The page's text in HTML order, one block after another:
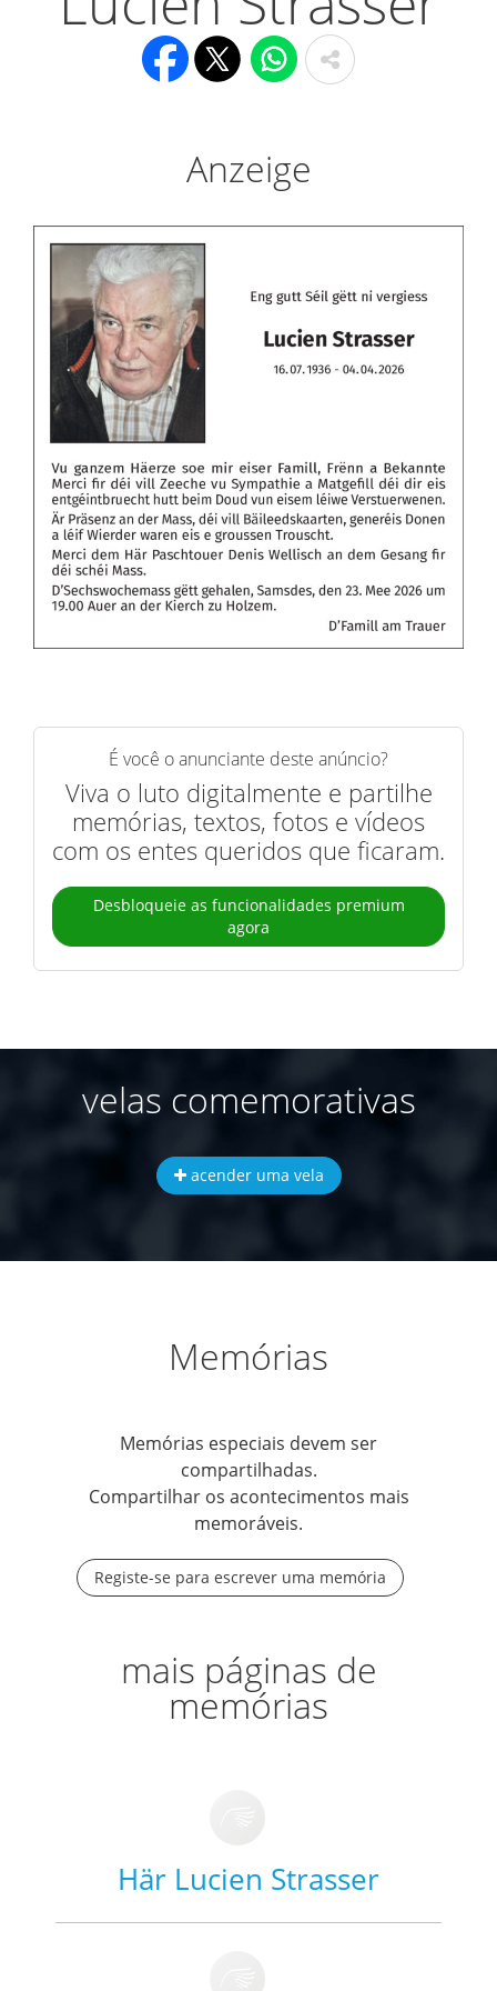
Anzeige
É você o anunciante deste anúncio?
Viva o luto digitalmente e partilhe
memórias, textos, fotos e vídeos
com os entes queridos que ficaram.
Desbloqueie as funcionalidades premium
agora
velas comemorativas
acender uma vela
Memórias
Memórias especiais devem ser
compartilhadas.
Compartilhar os acontecimentos mais
memoráveis.
Registe-se para escrever uma memória
mais páginas de
memórias
Här Lucien Strasser